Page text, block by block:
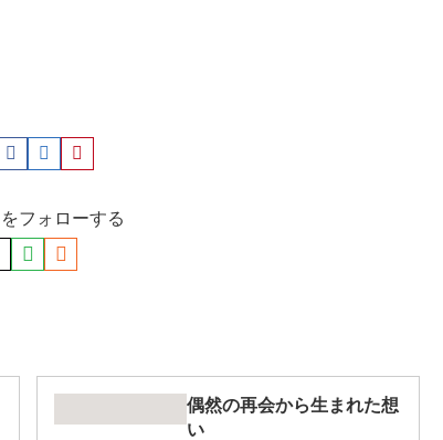
フォローする
偶然の再会から生まれた想
い